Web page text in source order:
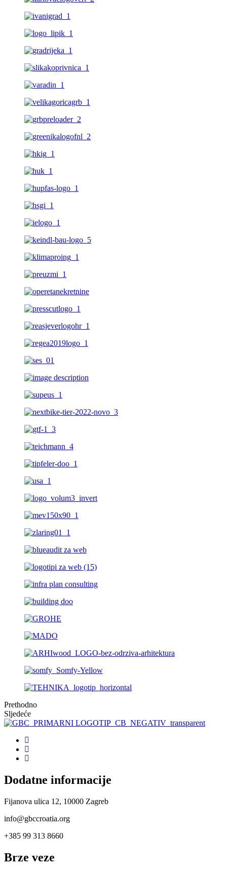
Prethodno
Sljedeće
Dodatne informacije
Fijanova ulica 12, 10000 Zagreb
info@gbccroatia.org
+385 99 313 8660
Brze veze